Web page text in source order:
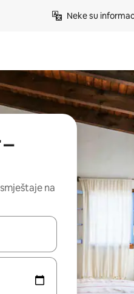
Neke su
na
ih pregledati koristeći se